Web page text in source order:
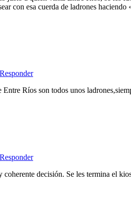
con esa cuerda de ladrones
Responder
Ríos son todos unos
Responder
decisión. Se les termina el